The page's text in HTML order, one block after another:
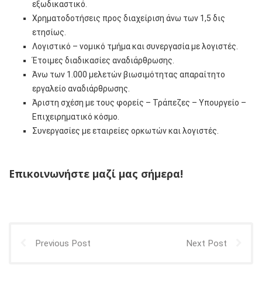
εξωδικαστικό.
Χρηματοδοτήσεις προς διαχείριση άνω των 1,5 δις
ετησίως.
Λογιστικό – νομικό τμήμα και συνεργασία με λογιστές.
Έτοιμες διαδικασίες αναδιάρθρωσης.
Άνω των 1.000 μελετών βιωσιμότητας απαραίτητο
εργαλείο αναδιάρθρωσης.
Άριστη σχέση με τους φορείς – Τράπεζες – Υπουργείο –
Επιχειρηματικό κόσμο.
Συνεργασίες με εταιρείες ορκωτών και λογιστές.
Επικοινωνήστε μαζί μας σήμερα!
Previous Post Next Post